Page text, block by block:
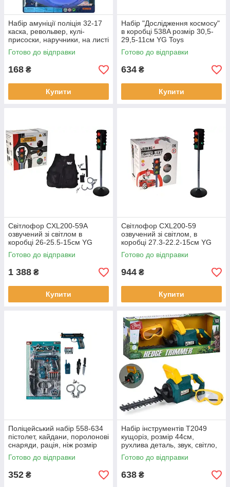
Набір амуніції поліція 32-17
каска, револьвер, кулі-
присоски, наручники, на листі
26-37-8см
Готово до відправки
168 ₴
Купити
Набір "Дослідження космосу"
в коробці 538A розмір 30,5-
29,5-11см YG Toys
Готово до відправки
634 ₴
Купити
Світлофор CXL200-59A
озвучений зі світлом в
коробці 26-25.5-15см YG
Toys
Готово до відправки
1 388 ₴
Купити
Світлофор CXL200-59
озвучений зі світлом, в
коробці 27.3-22.2-15см YG
Toys
Готово до відправки
944 ₴
Купити
Поліцейський набір 558-634
пістолет, кайдани, поролонові
снаряди, рація, ніж розмір
пакування 47,6-27-4 см
Готово до відправки
352 ₴
Набір інструментів T2049
кущоріз, розмір 44см,
рухлива деталь, звук, світло,
окуляри 13см, на
батарейках, в коробці 48,5-
Готово до відправки
638 ₴